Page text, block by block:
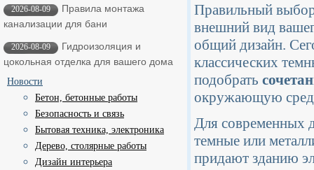
2026-08-09
Правила монтажа
канализации для бани
2026-08-09
Гидроизоляция и
цокольная отделка для вашего дома
Новости
Бетон, бетонные работы
Безопасность и связь
Бытовая техника, электроника
Дерево, столярные работы
Дизайн интерьера
Правильный
внешний вид
общий дизайн.
классических
подобрать
окружающую
Для современных
темные или
придают зданию